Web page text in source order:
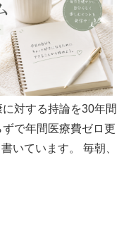
対する持論を30年間
で年間医療費ゼロ更
いています。 毎朝、